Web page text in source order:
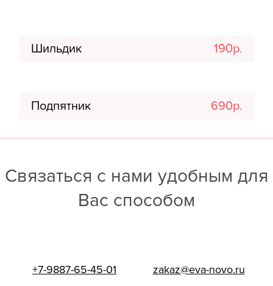
Шильдик 190р.
Подпятник 690р.
Связаться с нами удобным для
Вас способом
+7-9887-65-45-01 zakaz@eva-novo.ru